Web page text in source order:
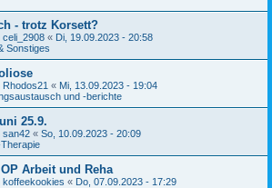
- trotz Korsett?
celi_2908 « Di, 19.09.2023 - 20:58
Sonstiges
Rhodos21 « Mi, 13.09.2023 - 19:04
und -berichte
25.9.
san42 « So, 10.09.2023 - 20:09
Arbeit und Reha
koffeekookies « Do, 07.09.2023 - 17:29